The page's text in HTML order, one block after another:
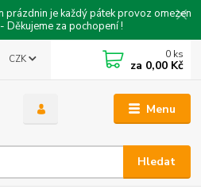
prázdnin je každý pátek provoz omezen
Děkujeme za pochopení !
Menu
CZK
Hledat
0 ks
za 0,00 Kč